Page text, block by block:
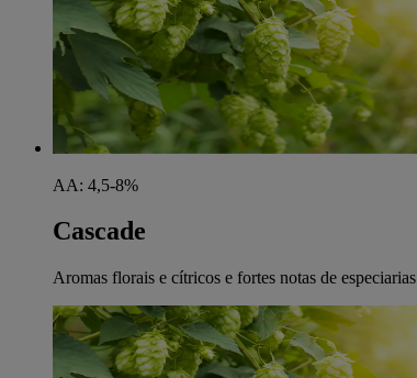
AA: 4,5-8%
Cascade
Aromas florais e cítricos e fortes notas de especiarias